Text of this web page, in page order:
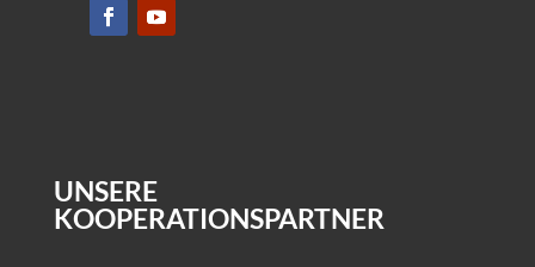
UNSERE
KOOPERATIONSPARTNER